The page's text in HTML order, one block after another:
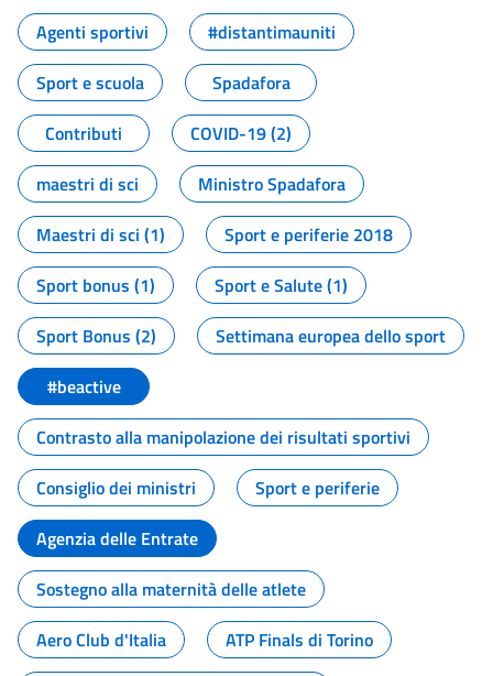
Agenti sportivi
#distantimauniti
Sport e scuola
Spadafora
Contributi
COVID-19 (2)
maestri di sci
Ministro Spadafora
Maestri di sci (1)
Sport e periferie 2018
Sport bonus (1)
Sport e Salute (1)
Sport Bonus (2)
Settimana europea dello sport
#beactive
Contrasto alla manipolazione dei risultati sportivi
Consiglio dei ministri
Sport e periferie
Agenzia delle Entrate
Sostegno alla maternità delle atlete
Aero Club d'Italia
ATP Finals di Torino